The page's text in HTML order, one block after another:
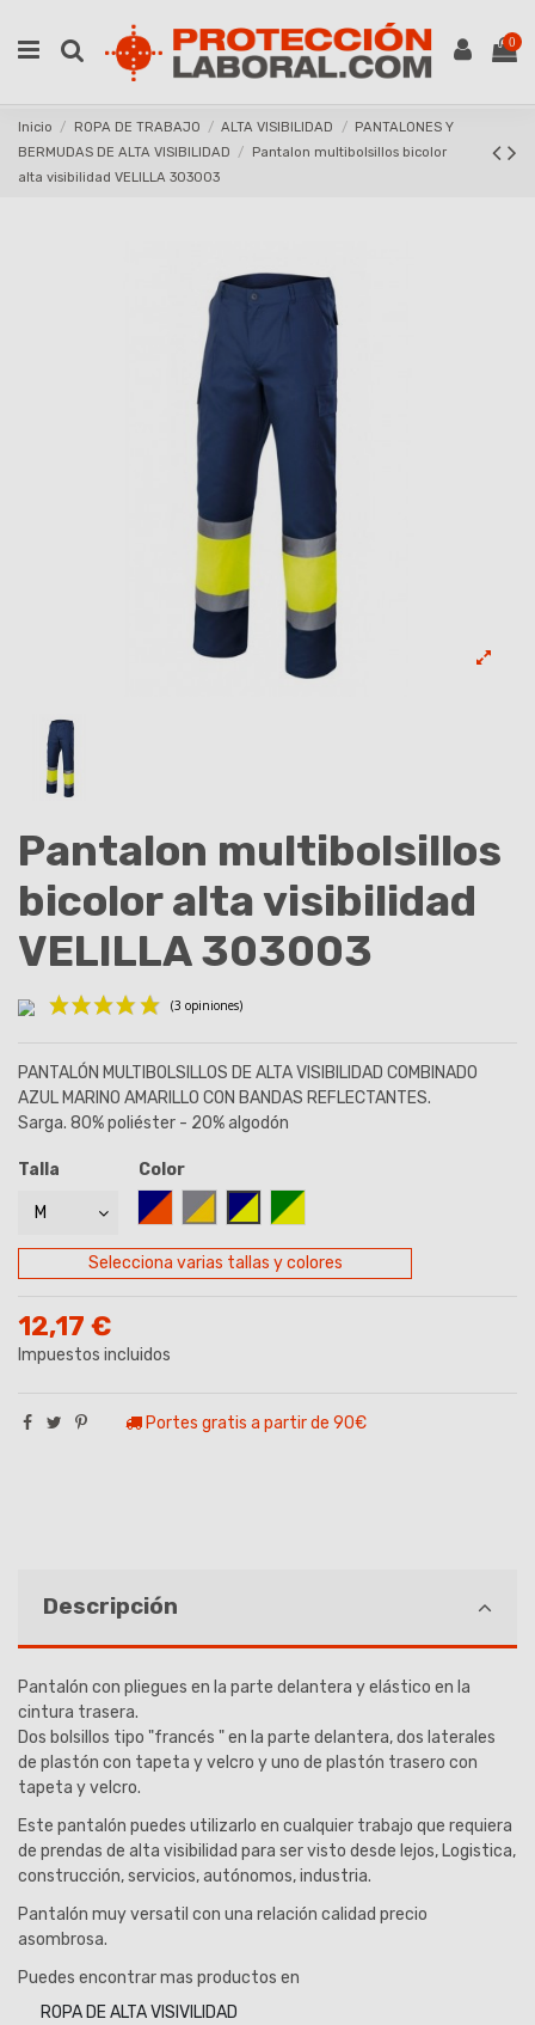
0
Inicio ROPA DE TRABAJO ALTA VISIBILIDAD
PANTALONES Y
BERMUDAS DE ALTA VISIBILIDAD
Pantalon multibolsillos bicolor
alta visibilidad VELILLA 303003
Pantalon multibolsillos
bicolor alta visibilidad
VELILLA 303003
PANTALÓN MULTIBOLSILLOS DE ALTA VISIBILIDAD COMBINADO
AZUL MARINO AMARILLO CON BANDAS REFLECTANTES.
Sarga. 80% poliéster - 20% algodón
Talla
Color
AZUL MARINO/NARANJA
GRIS-AMARILLO
MARINO/AMARILLO
VERDE/AMARILLO
Selecciona varias tallas y colores
12,17 €
Impuestos incluidos
Portes gratis a partir de 90€
Descripción
Pantalón con pliegues en la parte delantera y elástico en la
cintura trasera.
Dos bolsillos tipo "francés " en la parte delantera, dos laterales
de plastón con tapeta y velcro y uno de plastón trasero con
tapeta y velcro.
Este pantalón puedes utilizarlo en cualquier trabajo que requiera
de prendas de alta visibilidad para ser visto desde lejos, Logistica,
construcción, servicios, autónomos, industria.
Pantalón muy versatil con una relación calidad precio
asombrosa.
Puedes encontrar mas productos en
ROPA DE ALTA VISIVILIDAD